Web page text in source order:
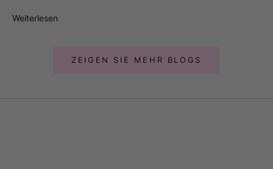
Weiterlesen
ZEIGEN SIE MEHR BLOGS